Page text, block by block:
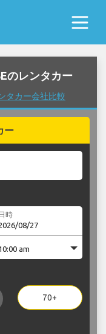
のレンタカー
タカー会社比較
ー
時
70+